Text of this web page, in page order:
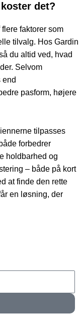
det?
faktorer som
tilvalg. Hos Gardin
du altid ved, hvad
Selvom
end
pasform, højere
tilpasses
forbedrer
holdbarhed og
– både på kort
at finde den rette
en løsning, der